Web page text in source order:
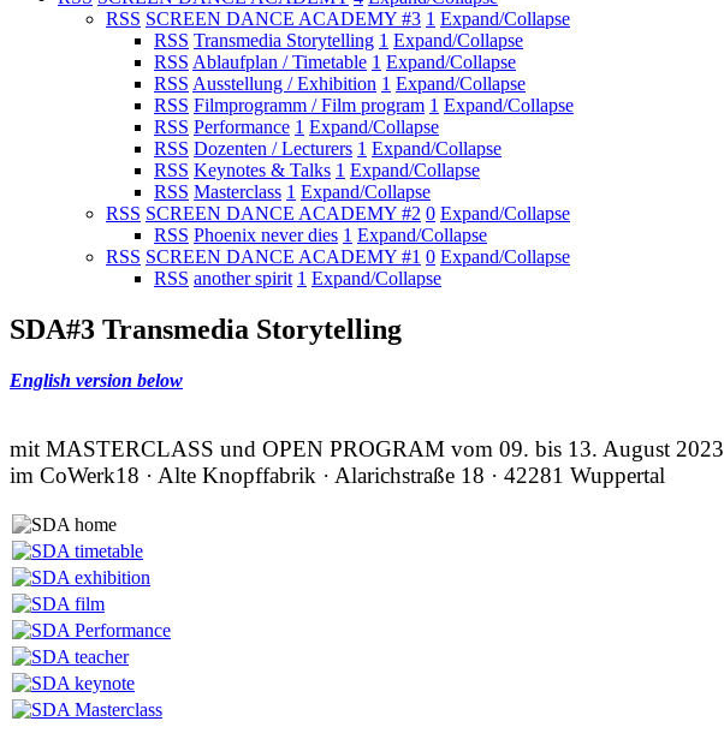
RSS SCREEN DANCE ACADEMY #3 1 Expand/Collapse
RSS Transmedia Storytelling 1 Expand/Collapse
RSS Ablaufplan / Timetable 1 Expand/Collapse
RSS Ausstellung / Exhibition 1 Expand/Collapse
RSS Filmprogramm / Film program 1 Expand/Collapse
RSS Performance 1 Expand/Collapse
RSS Dozenten / Lecturers 1 Expand/Collapse
RSS Keynotes & Talks 1 Expand/Collapse
RSS Masterclass 1 Expand/Collapse
RSS SCREEN DANCE ACADEMY #2 0 Expand/Collapse
RSS Phoenix never dies 1 Expand/Collapse
RSS SCREEN DANCE ACADEMY #1 0 Expand/Collapse
RSS another spirit 1 Expand/Collapse
SDA#3 Transmedia Storytelling
English version below
mit MASTERCLASS und OPEN PROGRAM vom 09. bis 13. August 2023
im CoWerk18 · Alte Knopffabrik · Alarichstraße 18 · 42281 Wuppertal